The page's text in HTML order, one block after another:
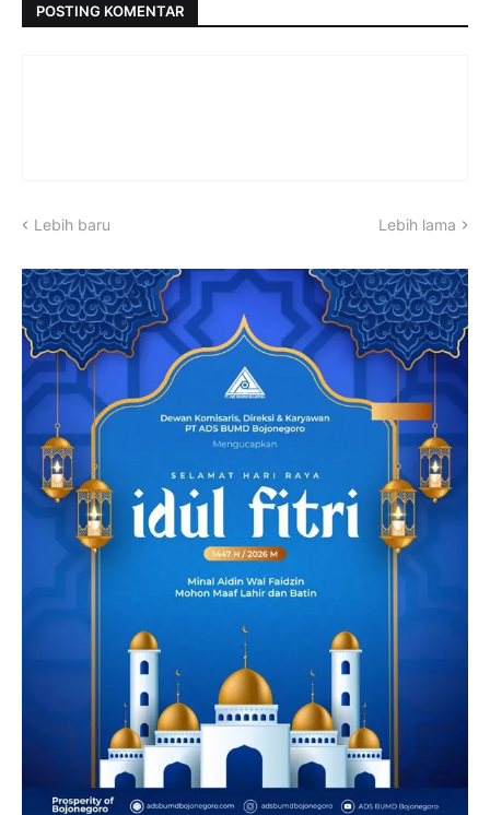
POSTING KOMENTAR
Lebih baru Lebih lama